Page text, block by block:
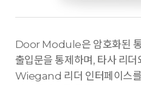
Door Module은 암호화된 통
출입문을 통제하며, 타사 리더
Wiegand 리더 인터페이스